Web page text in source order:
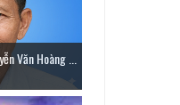
Văn Hoàng ...